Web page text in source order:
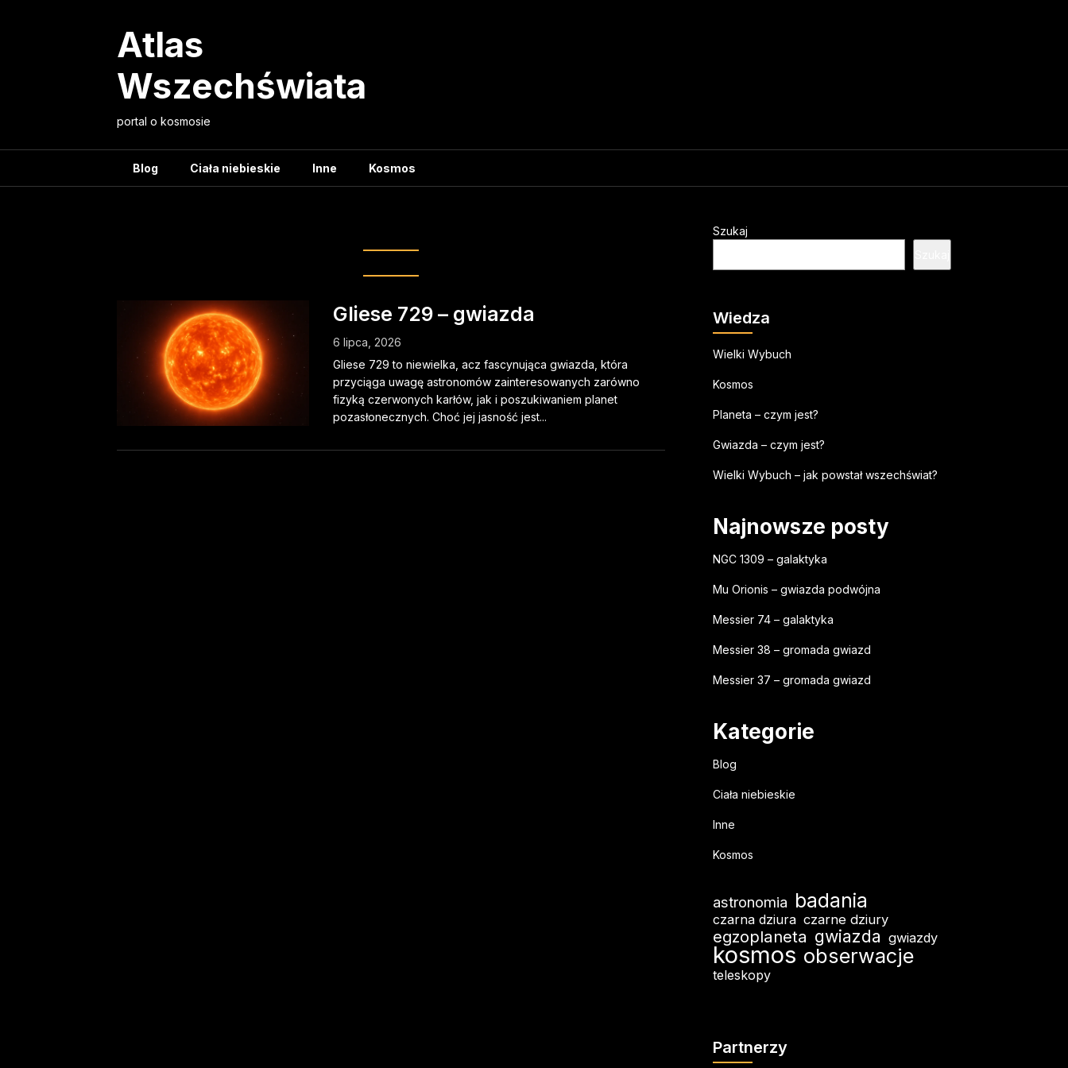
Atlas
Wszechświata
portal o kosmosie
Blog Ciała niebieskie Inne Kosmos
Gliese 729 – gwiazda
6 lipca, 2026
Gliese 729 to niewielka, acz fascynująca gwiazda, która
przyciąga uwagę astronomów zainteresowanych zarówno
fizyką czerwonych karłów, jak i poszukiwaniem planet
pozasłonecznych. Choć jej jasność jest...
Szukaj
Wiedza
Wielki Wybuch
Kosmos
Planeta – czym jest?
Gwiazda – czym jest?
Wielki Wybuch – jak powstał wszechświat?
Najnowsze posty
NGC 1309 – galaktyka
Mu Orionis – gwiazda podwójna
Messier 74 – galaktyka
Messier 38 – gromada gwiazd
Messier 37 – gromada gwiazd
Kategorie
Blog
Ciała niebieskie
Inne
Kosmos
astronomia badania
czarna dziura czarne dziury
egzoplaneta gwiazda gwiazdy
kosmos obserwacje
teleskopy
Partnerzy